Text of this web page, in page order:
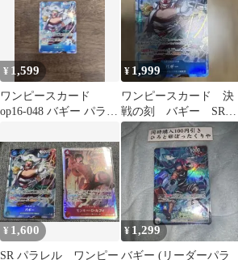
¥ 1,599
ワンピースカード
op16-048 バギー パラレ
¥ 1,999
ワンピースカード 決
戦の刻 バギー SRパ
ラレル
¥ 1,600
SR パラレル ワンピー
¥ 1,299
バギー (リーダーパラ